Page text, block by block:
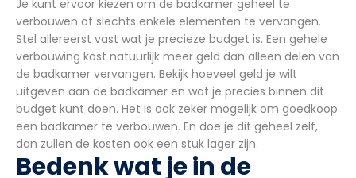
Je kunt ervoor kiezen om de badkamer geheel te
verbouwen of slechts enkele elementen te vervangen.
Stel allereerst vast wat je precieze budget is. Een gehele
verbouwing kost natuurlijk meer geld dan alleen delen van
de badkamer vervangen. Bekijk hoeveel geld je wilt
uitgeven aan de badkamer en wat je precies binnen dit
budget kunt doen. Het is ook zeker mogelijk om goedkoop
een badkamer te verbouwen. En doe je dit geheel zelf,
dan zullen de kosten ook een stuk lager zijn.
Bedenk wat je in de